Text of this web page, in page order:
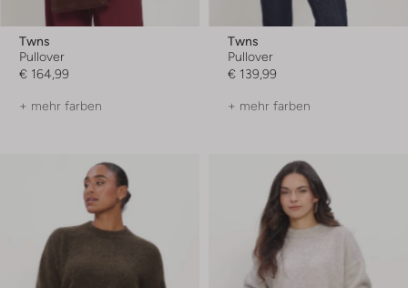
Twns
Pullover
€ 164,99
+ mehr farben
Twns
Pullover
€ 139,99
+ mehr farben